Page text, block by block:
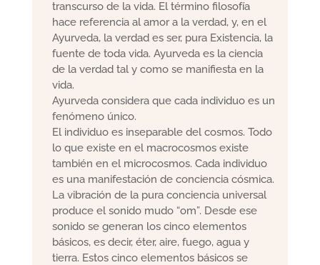
transcurso de la vida. El término filosofía
hace referencia al amor a la verdad, y, en el
Ayurveda, la verdad es ser, pura Existencia, la
fuente de toda vida. Ayurveda es la ciencia
de la verdad tal y como se manifiesta en la
vida.
Ayurveda considera que cada individuo es un
fenómeno único.
El individuo es inseparable del cosmos. Todo
lo que existe en el macrocosmos existe
también en el microcosmos. Cada individuo
es una manifestación de conciencia cósmica.
La vibración de la pura conciencia universal
produce el sonido mudo “om”. Desde ese
sonido se generan los cinco elementos
básicos, es decir, éter, aire, fuego, agua y
tierra. Estos cinco elementos básicos se